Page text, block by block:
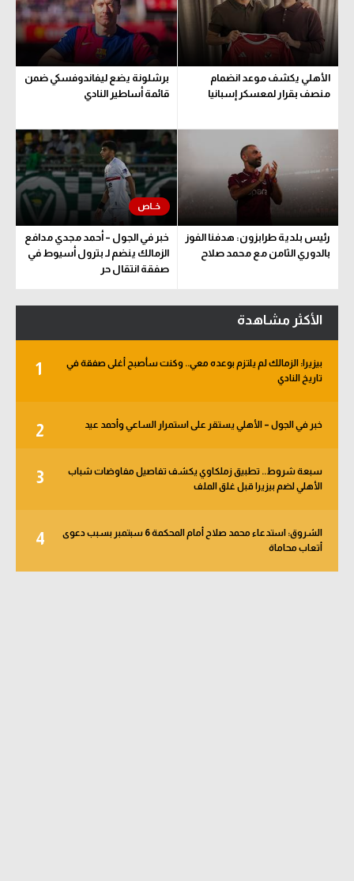
الأهلي يكشف موعد انضمام
منصف بقرار لمعسكر إسبانيا
برشلونة يضع ليفاندوفسكي ضمن
قائمة أساطير النادي
رئيس بلدية طرابزون: هدفنا الفوز
بالدوري الثامن مع محمد صلاح
خبر في الجول – أحمد مجدي مدافع
الزمالك ينضم لـ بترول أسيوط في
صفقة انتقال حر
الأكثر مشاهدة
1
بيزيرا: الزمالك لم يلتزم بوعده معي.. وكنت سأصبح أغلى صفقة في
تاريخ النادي
2 خبر في الجول – الأهلي يستقر على استمرار الساعي وأحمد عيد
3
سبعة شروط.. تطبيق زملكاوي يكشف تفاصيل مفاوضات شباب
الأهلي لضم بيزيرا قبل غلق الملف
4
الشروق: استدعاء محمد صلاح أمام المحكمة 6 سبتمبر بسبب دعوى
أتعاب محاماة